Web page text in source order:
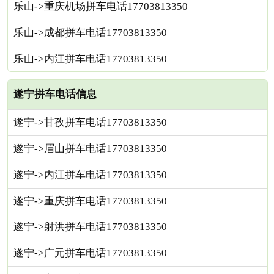
乐山->重庆机场拼车电话17703813350
乐山->成都拼车电话17703813350
乐山->内江拼车电话17703813350
遂宁拼车电话信息
遂宁->甘孜拼车电话17703813350
遂宁->眉山拼车电话17703813350
遂宁->内江拼车电话17703813350
遂宁->重庆拼车电话17703813350
遂宁->射洪拼车电话17703813350
遂宁->广元拼车电话17703813350